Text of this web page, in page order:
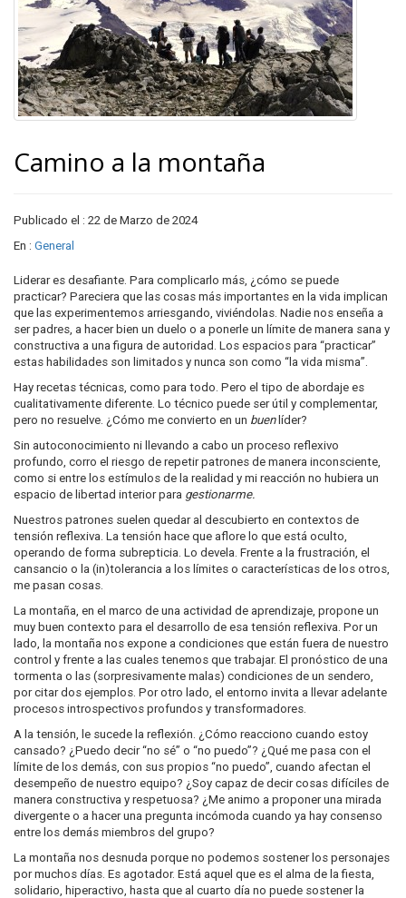
Camino a la montaña
Publicado el : 22 de Marzo de 2024
En : General
Liderar es desafiante. Para complicarlo más, ¿cómo se puede
practicar? Pareciera que las cosas más importantes en la vida implican
que las experimentemos arriesgando, viviéndolas. Nadie nos enseña a
ser padres, a hacer bien un duelo o a ponerle un límite de manera sana y
constructiva a una figura de autoridad. Los espacios para “practicar”
estas habilidades son limitados y nunca son como “la vida misma”.
Hay recetas técnicas, como para todo. Pero el tipo de abordaje es
cualitativamente diferente. Lo técnico puede ser útil y complementar,
pero no resuelve. ¿Cómo me convierto en un buenlíder?
Sin autoconocimiento ni llevando a cabo un proceso reflexivo
profundo, corro el riesgo de repetir patrones de manera inconsciente,
como si entre los estímulos de la realidad y mi reacción no hubiera un
espacio de libertad interior para gestionarme.
Nuestros patrones suelen quedar al descubierto en contextos de
tensión reflexiva. La tensión hace que aflore lo que está oculto,
operando de forma subrepticia. Lo devela. Frente a la frustración, el
cansancio o la (in)tolerancia a los límites o características de los otros,
me pasan cosas.
La montaña, en el marco de una actividad de aprendizaje, propone un
muy buen contexto para el desarrollo de esa tensión reflexiva. Por un
lado, la montaña nos expone a condiciones que están fuera de nuestro
control y frente a las cuales tenemos que trabajar. El pronóstico de una
tormenta o las (sorpresivamente malas) condiciones de un sendero,
por citar dos ejemplos. Por otro lado, el entorno invita a llevar adelante
procesos introspectivos profundos y transformadores.
A la tensión, le sucede la reflexión. ¿Cómo reacciono cuando estoy
cansado? ¿Puedo decir “no sé” o “no puedo”? ¿Qué me pasa con el
límite de los demás, con sus propios “no puedo”, cuando afectan el
desempeño de nuestro equipo? ¿Soy capaz de decir cosas difíciles de
manera constructiva y respetuosa? ¿Me animo a proponer una mirada
divergente o a hacer una pregunta incómoda cuando ya hay consenso
entre los demás miembros del grupo?
La montaña nos desnuda porque no podemos sostener los personajes
por muchos días. Es agotador. Está aquel que es el alma de la fiesta,
solidario, hiperactivo, hasta que al cuarto día no puede sostener la